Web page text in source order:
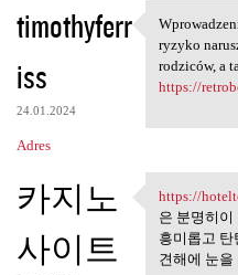
timothyferr
iss
24.01.2024
Adres
ryzyko
rodziców, a
https://
카지노
사이트
https://
https://
은 분명히이
흥미롭고
견해에 눈을